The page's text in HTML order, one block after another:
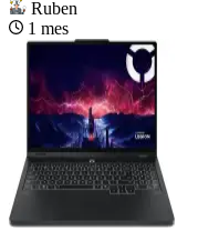
Ruben
1 mes